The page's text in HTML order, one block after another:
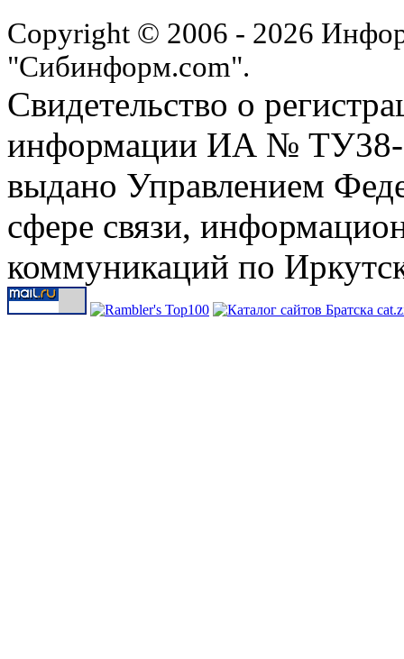
Copyright © 2006 - 2026
"Сибинформ.com".
Свидетельство о
информации ИА № ТУ38-
выдано Управлением
сфере связи,
коммуникаций по